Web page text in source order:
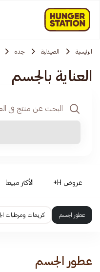
الرئيسية الصيدلية جده
العناية بالجسم
عروض H+ الأكثر مبيعا
عطور الجسم كريمات ومرطبات
عطور الجسم